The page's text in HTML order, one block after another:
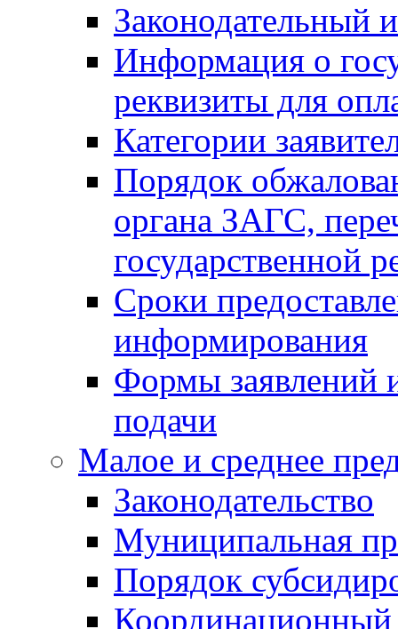
Законодательный
Информация о
реквизиты для
Категории
Порядок
органа ЗАГС,
государственной
Сроки
информирования
Формы заявлений
подачи
Малое и среднее
Законодательство
Муниципальная
Порядок
Координационный